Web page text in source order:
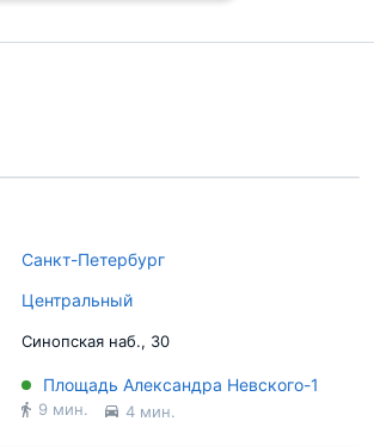
Санкт-Петербург
Центральный
Синопская наб., 30
Площадь Александра Невского-1
9 мин. 4 мин.